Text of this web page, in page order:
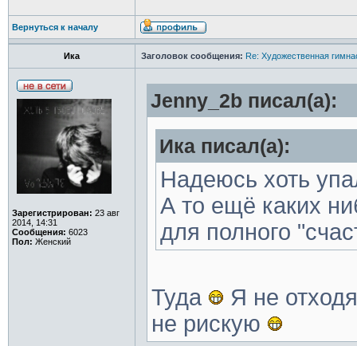
Вернуться к началу
Ика Заголовок сообщения: Re: Художественная
Зарегистрирован: 23 авг
2014, 14:31
Сообщения: 6023
Пол: Женский
Jenny_2b писал(а):
Ика писал(а):
Надеюсь хоть
А то ещё каких
для полного
Туда
Я не
не рискую